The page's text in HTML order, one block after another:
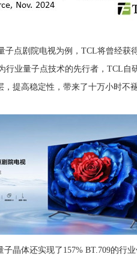
点剧院电视为例，TCL将曾经
行业量子点技术的先行者，TCL自
，提高稳定性，带来了十万小时不
体还实现了157% BT.709的行业